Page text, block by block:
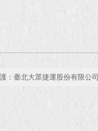
：臺北大眾捷運股份有限公司